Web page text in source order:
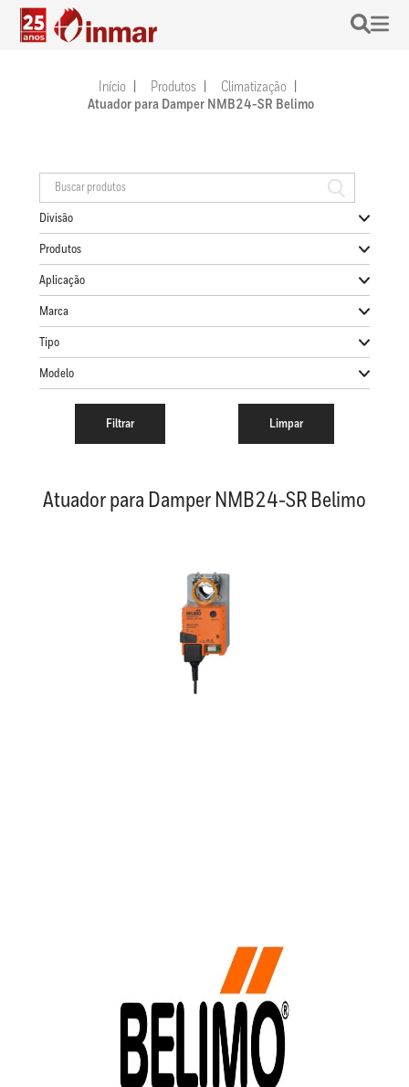
Início Produtos
Climatização
Atuador para Damper NMB24-SR Belimo
Divisão
Produtos
Aplicação
Marca
Tipo
Modelo
Atuador para Damper NMB24-SR Belimo